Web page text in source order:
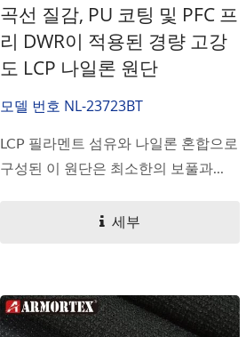
곡선 질감, PU 코팅 및 PFC 프
리 DWR이 적용된 경량 고강
도 LCP 나일론 원단
모델 번호 NL-23723BT
LCP 필라멘트 섬유와 나일론 혼합으로
구성된 이 원단은 최소한의 보풀과...
세부